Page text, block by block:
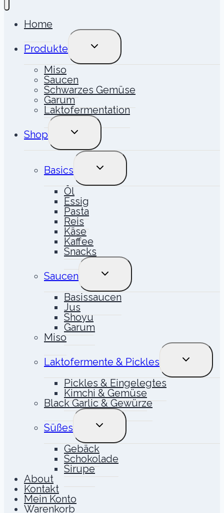
Home
Produkte
UNTERMENÜ
UMSCHALTEN
Miso
Saucen
Schwarzes Gemüse
Garum
Laktofermentation
Shop
UNTERMENÜ
UMSCHALTEN
Basics
UNTERMENÜ
UMSCHALTEN
Öl
Essig
Pasta
Reis
Käse
Kaffee
Snacks
Saucen
UNTERMENÜ
UMSCHALTEN
Basissaucen
Jus
Shoyu
Garum
Miso
Laktofermente & Pickles
Pickles & Eingelegtes
Kimchi & Gemüse
Black Garlic & Gewürze
Süßes
UNTERMENÜ
UMSCHALTEN
Gebäck
Schokolade
Sirupe
About
Kontakt
Mein Konto
Warenkorb